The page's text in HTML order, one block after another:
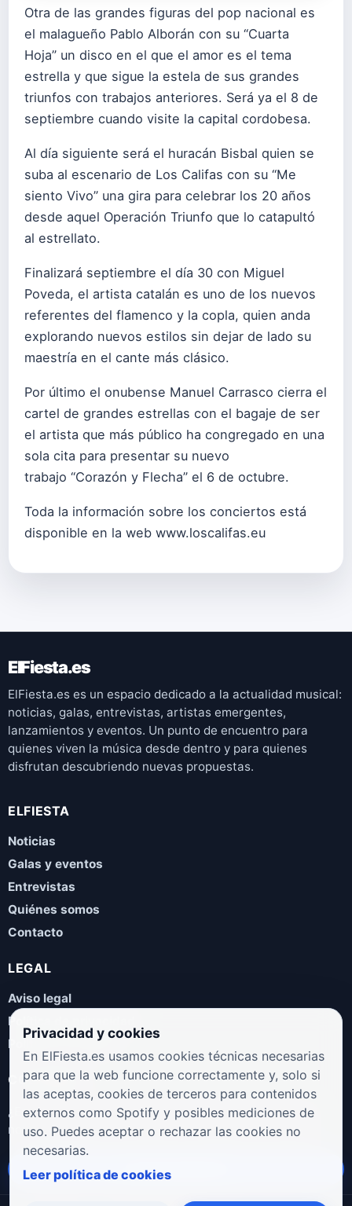
Otra de las grandes figuras del pop nacional es
el malagueño Pablo Alborán con su “Cuarta
Hoja” un disco en el que el amor es el tema
estrella y que sigue la estela de sus grandes
triunfos con trabajos anteriores. Será ya el 8 de
septiembre cuando visite la capital cordobesa.
Al día siguiente será el huracán Bisbal quien se
suba al escenario de Los Califas con su “Me
siento Vivo” una gira para celebrar los 20 años
desde aquel Operación Triunfo que lo catapultó
al estrellato.
Finalizará septiembre el día 30 con Miguel
Poveda, el artista catalán es uno de los nuevos
referentes del flamenco y la copla, quien anda
explorando nuevos estilos sin dejar de lado su
maestría en el cante más clásico.
Por último el onubense Manuel Carrasco cierra el
cartel de grandes estrellas con el bagaje de ser
el artista que más público ha congregado en una
sola cita para presentar su nuevo
trabajo “Corazón y Flecha” el 6 de octubre.
Toda la información sobre los conciertos está
disponible en la web www.loscalifas.eu
ElFiesta.es
ElFiesta.es es un espacio dedicado a la actualidad musical:
noticias, galas, entrevistas, artistas emergentes,
lanzamientos y eventos. Un punto de encuentro para
quienes viven la música desde dentro y para quienes
disfrutan descubriendo nuevas propuestas.
ELFIESTA
Noticias
Galas y eventos
Entrevistas
Quiénes somos
Contacto
LEGAL
Aviso legal
Política de privacidad
Política de cookies
COLABORA
¿Eres artista, manager, sello o promotor? Envíanos tus
novedades, galas, entrevistas o propuestas musicales.
Enviar propuesta
Privacidad y cookies
En ElFiesta.es usamos cookies técnicas necesarias
para que la web funcione correctamente y, solo si
las aceptas, cookies de terceros para contenidos
externos como Spotify y posibles mediciones de
uso. Puedes aceptar o rechazar las cookies no
necesarias.
Leer política de cookies